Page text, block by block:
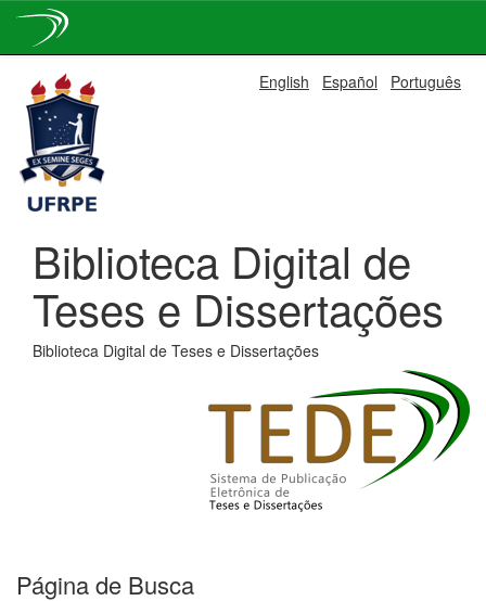
navigation
English Español Português
Biblioteca Digital de
Teses e Dissertações
Biblioteca Digital de Teses e Dissertações
Página de Busca